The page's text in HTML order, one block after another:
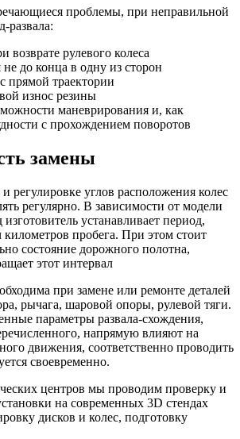
проблемы, при неправильной
развала:
возврате рулевого колеса
не до конца в одну из сторон
прямой траектории
износ резины
маневрирования и, как
с прохождением поворотов
замены
регулировке углов расположения колес
регулярно. В зависимости от модели
устанавливает период,
пробега. При этом стоит
состояние дорожного полотна,
этот интервал
при замене или ремонте деталей
рычага, шаровой опоры, рулевой тяги.
параметры развала-схождения,
напрямую влияют на
движения, соответственно проводить
своевременно.
центров мы проводим проверку и
на современных 3D стендах
дисков и колес, подготовку